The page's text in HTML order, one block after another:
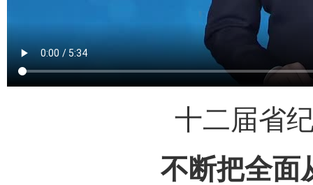
十二届省
不断把全面